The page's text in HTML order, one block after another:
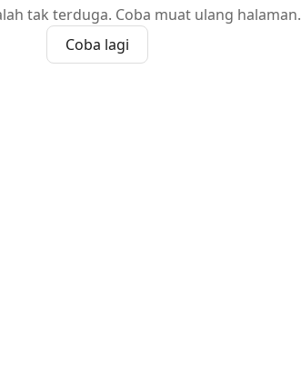
tak terduga. Coba muat ulang halaman.
Coba lagi